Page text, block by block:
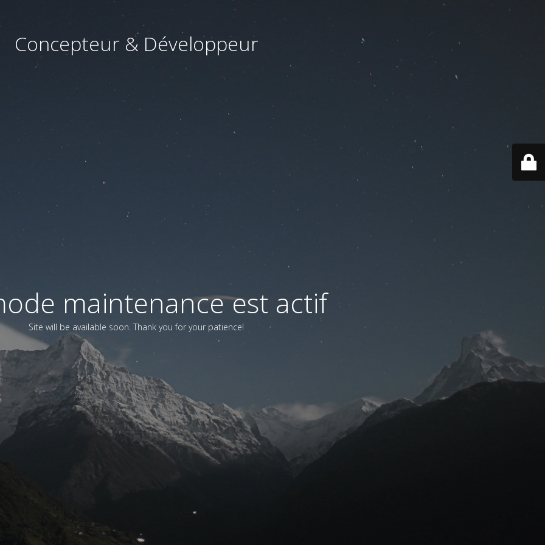
Concepteur & Développeur
maintenance est actif
Site will be available soon. Thank you for your patience!